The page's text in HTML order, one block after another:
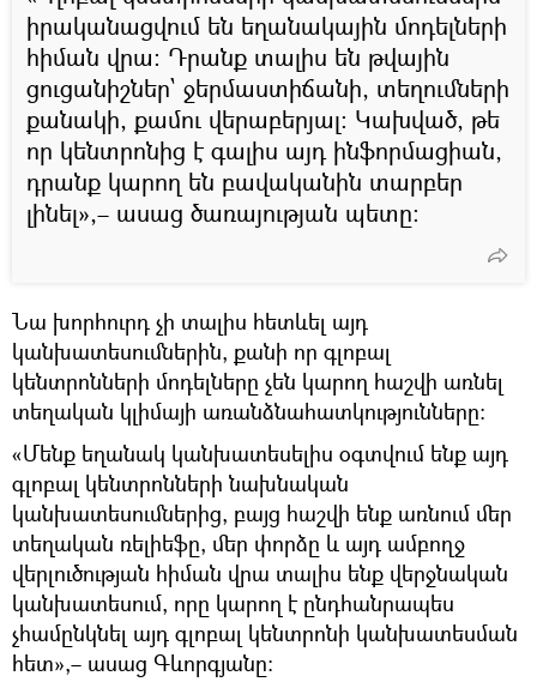
իրականացվում են եղանակային մոդելների
հիման վրա։ Դրանք տալիս են թվային
ցուցանիշներ` ջերմաստիճանի, տեղումների
քանակի, քամու վերաբերյալ։ Կախված, թե
որ կենտրոնից է գալիս այդ ինֆորմացիան,
դրանք կարող են բավականին տարբեր
լինել»,– ասաց ծառայության պետը։
Նա խորհուրդ չի տալիս հետևել այդ
կանխատեսումներին, քանի որ գլոբալ
կենտրոնների մոդելները չեն կարող հաշվի առնել
տեղական կլիմայի առանձնահատկությունները։
«Մենք եղանակ կանխատեսելիս օգտվում ենք այդ
գլոբալ կենտրոնների նախնական
կանխատեսումներից, բայց հաշվի ենք առնում մեր
տեղական ռելիեֆը, մեր փորձը և այդ ամբողջ
վերլուծության հիման վրա տալիս ենք վերջնական
կանխատեսում, որը կարող է ընդհանրապես
չհամընկնել այդ գլոբալ կենտրոնի կանխատեսման
հետ»,– ասաց Գևորգյանը։